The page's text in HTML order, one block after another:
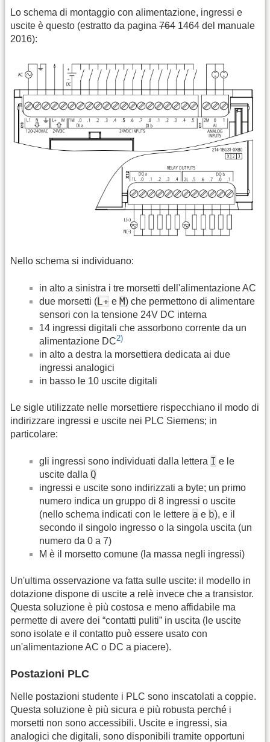
Lo schema di montaggio con alimentazione, ingressi e
uscite è questo (estratto da pagina 764 1464 del manuale
2016):
Nello schema si individuano:
in alto a sinistra i tre morsetti dell'alimentazione AC
due morsetti (L+ e M) che permettono di alimentare
sensori con la tensione 24V DC interna
14 ingressi digitali che assorbono corrente da un
alimentazione DC2)
in alto a destra la morsettiera dedicata ai due
ingressi analogici
in basso le 10 uscite digitali
Le sigle utilizzate nelle morsettiere rispecchiano il modo di
indirizzare ingressi e uscite nei PLC Siemens; in
particolare:
gli ingressi sono individuati dalla lettera I e le
uscite dalla Q
ingressi e uscite sono indirizzati a byte; un primo
numero indica un gruppo di 8 ingressi o uscite
(nello schema indicati con le lettere a e b), e il
secondo il singolo ingresso o la singola uscita (un
numero da 0 a 7)
M è il morsetto comune (la massa negli ingressi)
Un'ultima osservazione va fatta sulle uscite: il modello in
dotazione dispone di uscite a relè invece che a transistor.
Questa soluzione è più costosa e meno affidabile ma
permette di avere dei “contatti puliti” in uscita (le uscite
sono isolate e il contatto può essere usato con
un'alimentazione AC o DC a piacere).
Postazioni PLC
Nelle postazioni studente i PLC sono inscatolati a coppie.
Questa soluzione è più sicura e più robusta perché i
morsetti non sono accessibili. Uscite e ingressi, sia
analogici che digitali, sono disponibili tramite opportuni